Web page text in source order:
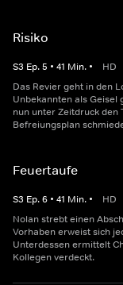
Risiko
S3 Ep.5 • 41 Min. • HD
Das Revier geht in den
Unbekannten als Geisel
nun unter Zeitdruck
Befreiungsplan
Feuertaufe
S3 Ep.6 • 41 Min. • HD
Nolan strebt einen
Vorhaben erweist sich
Unterdessen ermittelt
Kollegen verdeckt.